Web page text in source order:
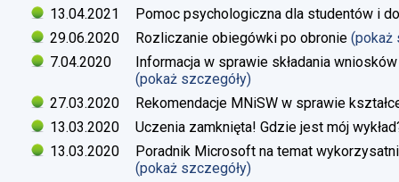
13.04.2021
Pomoc psychologiczna dla studentów i
29.06.2020
Rozliczanie obiegówki po obronie (pokaż
7.04.2020
Informacja w sprawie składania
(pokaż szczegóły)
27.03.2020
Rekomendacje MNiSW w sprawie
13.03.2020
Uczenia zamknięta! Gdzie jest mój
13.03.2020
Poradnik Microsoft na temat
(pokaż szczegóły)